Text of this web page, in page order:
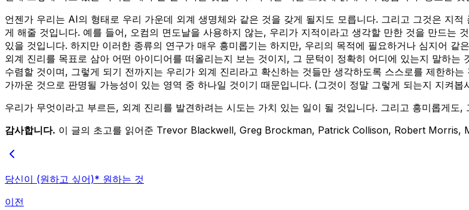
언젠가 우리는 AI의 형태로 우리 가운데 외계 생명체와 같은 것을 갖게 될지도 모릅니다. 그리고 그것은 지
게 해줄 것입니다. 예를 들어, 오컴의 면도날을 사용하지 않는, 우리가 지적이라고 생각할 만한 것을 만드는
있을 것입니다. 하지만 이러한 종류의 연구가 매우 흥미롭기는 하지만, 우리의 목적에 필요하거나 심지어
외계 진리를 목표로 삼아 어떤 아이디어를 떠올리는지 보는 것이지, 그 문턱이 정확히 어디에 있는지 말하
수렴할 것이며, 그렇게 되기 전까지는 우리가 외계 진리라고 확신하는 것들만 생각하도록 스스로를 제한하
가까운 것으로 판명될 가능성이 있는 영역 중 하나일 것이기 때문입니다. (그것이 정말 그렇게 되는지 지켜봅
우리가 무엇이라고 부르든, 외계 진리를 발견하려는 시도는 가치 있는 일이 될 것입니다. 그리고 흥미롭게도
감사합니다. 이 글의 초고를 읽어준 Trevor Blackwell, Greg Brockman, Patrick Collison, Robert Morris,
당신이 (원하고 싶어)* 원하는 것
이전